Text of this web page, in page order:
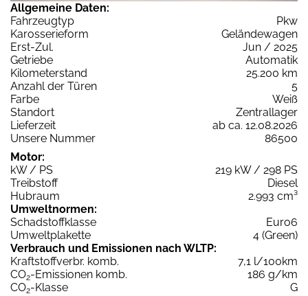
Allgemeine Daten:
Fahrzeugtyp
Pkw
Karosserieform
Geländewagen
Erst-Zul.
Jun / 2025
Getriebe
Automatik
Kilometerstand
25.200 km
Anzahl der Türen
5
Farbe
Weiß
Standort
Zentrallager
Lieferzeit
ab ca. 12.08.2026
Unsere Nummer
86500
Motor:
kW / PS
219 kW / 298 PS
Treibstoff
Diesel
Hubraum
2.993 cm³
Umweltnormen:
Schadstoffklasse
Euro6
Umweltplakette
4 (Green)
Verbrauch und Emissionen nach WLTP:
Kraftstoffverbr. komb.
7,1 l/100km
CO2-Emissionen komb.
186 g/km
CO2-Klasse
G